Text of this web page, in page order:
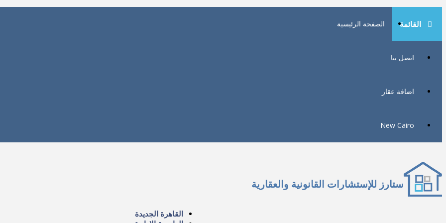
القائمة الصفحة الرئيسية
اتصل بنا
اضافة عقار
New Cairo
ستارز للإستشارات القانونية والعقارية
القاهرة الجديدة